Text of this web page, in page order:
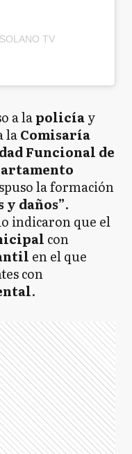
TV
a lapolicíay
laComisaría
Funcional de
la formación
y daños”.
indicaron que el
con
en el que
con
.